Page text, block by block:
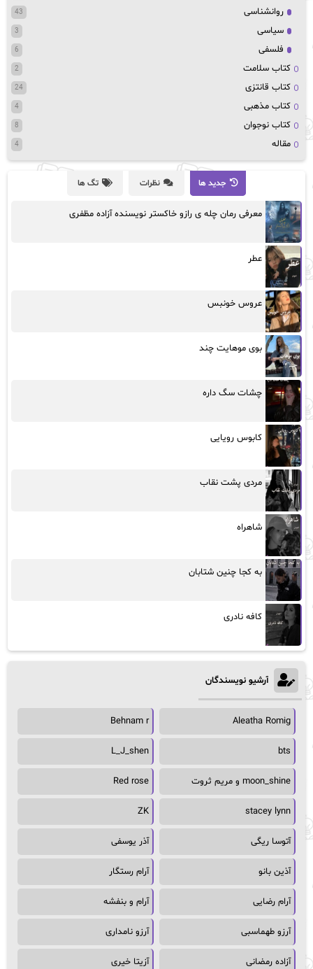
روانشناسی 43
سیاسی 3
فلسفی 6
کتاب سلامت 2
کتاب قانتزی 24
کتاب مذهبی 4
کتاب نوجوان 8
مقاله 4
جدید ها نظرات تگ ها
معرفی رمان چله ی رازو خاکستر نویسنده آزاده مظفری
عطر
عروس خونبس
بوی موهایت چند
چشات سگ داره
کابوس رویایی
مردی پشت نقاب
شاهراه
به کجا چنین شتابان
کافه نادری
آرشیو نویسندگان
Aleatha Romig
Behnam r
bts
L_J_shen
moon_shine و مریم ثروت Red rose
stacey lynn
ZK
آتوسا ریگی آذر یوسفی
آذین بانو آرام رستگار
آرام رضایی آرام و بنفشه
آرزو طهماسبی آرزو نامداری
آزاده رمضانی آزیتا خیری